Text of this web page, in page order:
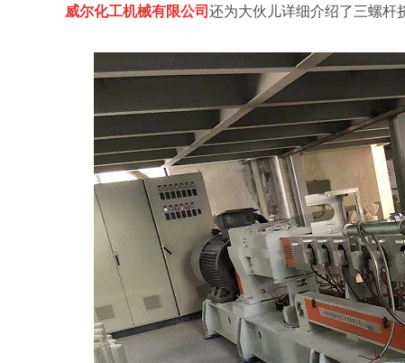
威尔化工机械有限公司还为大伙儿详细介绍了三螺杆